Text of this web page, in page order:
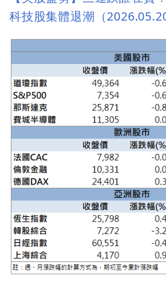
科技股集體退潮（2026.05.20